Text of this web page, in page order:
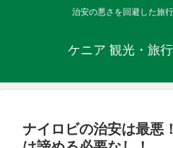
治安の悪さを回避した旅
ケニア 観光・旅
ナイロビの治安は最悪